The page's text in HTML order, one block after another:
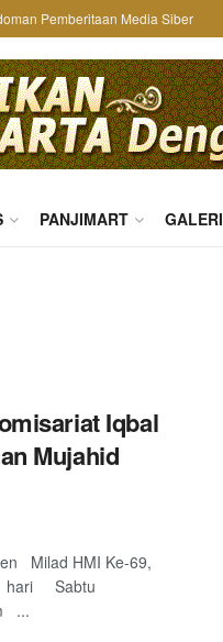
Pemberitaan Media Siber
PANJIMART GALERI
Iqbal
Mujahid
Milad HMI Ke-69,
hari Sabtu
...